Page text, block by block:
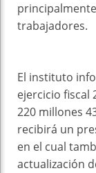
trabajadores.
El instituto
ejercicio fiscal
220 millones
recibirá un
en el cual
actualización